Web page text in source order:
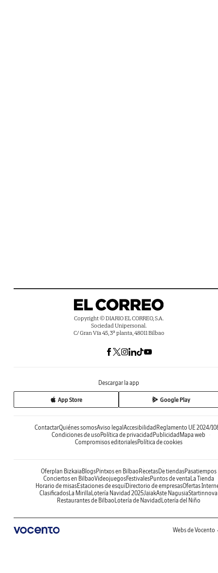
Copyright © DIARIO EL CORREO, S.A.
Sociedad Unipersonal.
C/ Gran Vía 45, 3ª planta, 48011 Bilbao
Descargar la app
App Store Google Play
ContactarQuiénes somosAviso legal Accesibilidad Reglamento UE 2024/
Condiciones de uso Política de privacidad Publicidad Mapa web
Compromisos editorialesPolítica de cookies
Oferplan Bizkaia BlogsPintxos en Bilbao RecetasDe tiendasPasatiempos
Conciertos en BilbaoVideojuegosFestivalesPuntos de venta La Tienda
Horario de misasEstaciones de esquíDirectorio de empresasOfertas
ClasificadosLa Mirilla Lotería Navidad 2025JaiakAste NagusiaStartinnova
Restaurantes de Bilbao Lotería de Navidad Lotería del Niño
Webs de Vocento